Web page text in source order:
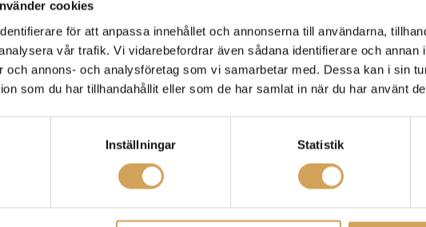
cookies
för att anpassa innehållet och annonserna till användarna,
vår trafik. Vi vidarebefordrar även sådana identifierare och annan
och annons- och analysföretag som vi samarbetar med. Dessa kan i sin
som du har tillhandahållit eller som de har samlat in när du har använt
Inställningar Statistik